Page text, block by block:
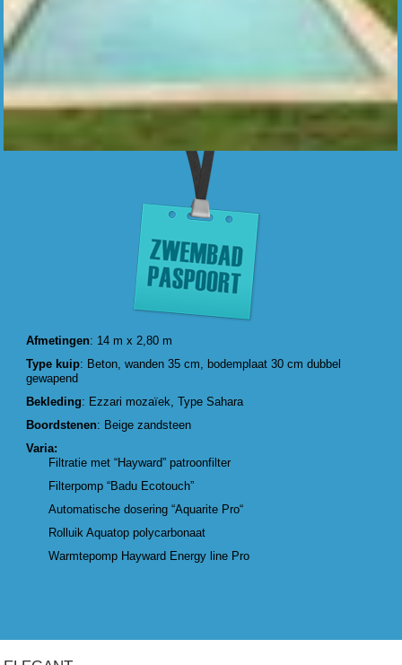
Afmetingen: 14 m x 2,80 m
Type kuip: Beton, wanden 35 cm, bodemplaat 30 cm dubbel
gewapend
Bekleding: Ezzari mozaïek, Type Sahara
Boordstenen: Beige zandsteen
Varia:
Filtratie met “Hayward” patroonfilter
Filterpomp “Badu Ecotouch”
Automatische dosering “Aquarite Pro“
Rolluik Aquatop polycarbonaat
Warmtepomp Hayward Energy line Pro